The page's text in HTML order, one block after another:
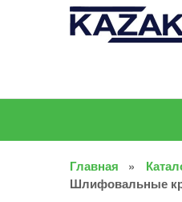
Главная
Шлифовальные